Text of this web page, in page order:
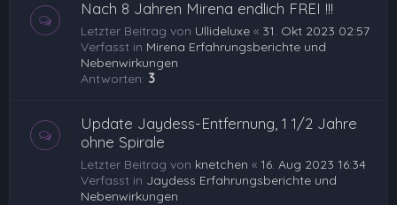
Nach 8 Jahren Mirena endlich FREI !!!
Letzter Beitrag von Ullideluxe « 31. Okt 2023 02:57
Verfasst in Mirena Erfahrungsberichte und
Nebenwirkungen
Antworten: 3
Update Jaydess-Entfernung, 1 1/2 Jahre
ohne Spirale
Letzter Beitrag von knetchen « 16. Aug 2023 16:34
Verfasst in Jaydess Erfahrungsberichte und
Nebenwirkungen